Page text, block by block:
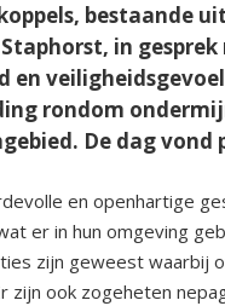
bestaande
in
rondom
De dag vond
en openhartige
er in hun omgeving
zijn geweest waarbij
zijn ook zogeheten